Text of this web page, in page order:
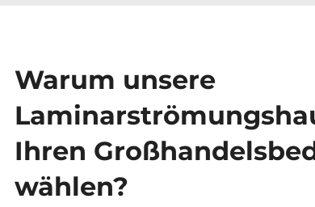
Warum unsere
Ihren
wählen?